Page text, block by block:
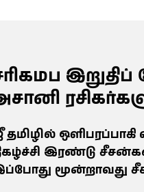
கிடைத்த
தமிழில் ஒளிபரப்பாகி
இரண்டு
மூன்றாவது